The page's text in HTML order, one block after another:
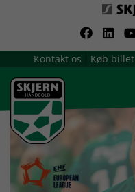
Kontakt os Køb billet
Om Skjern Håndbold
Ligatruppen
Sponsorer